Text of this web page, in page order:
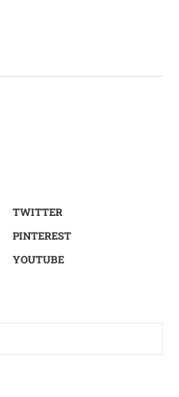
TWITTER
PINTEREST
YOUTUBE